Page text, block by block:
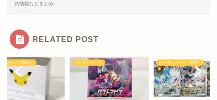
約情報などまとめ
RELATED POST
ンカード（海外） ポケモンカード ポケモンカード（海外）